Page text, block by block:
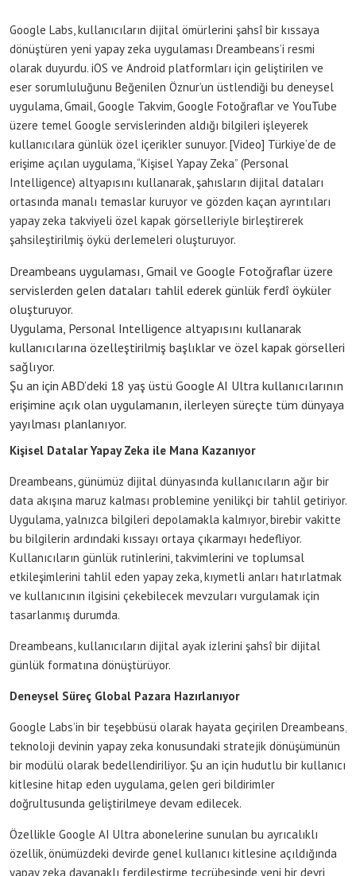
Google Labs, kullanıcıların dijital ömürlerini şahsî bir kıssaya
dönüştüren yeni yapay zeka uygulaması Dreambeans’i resmi
olarak duyurdu. iOS ve Android platformları için geliştirilen ve
eser sorumluluğunu Beğenilen Öznur’un üstlendiği bu deneysel
uygulama, Gmail, Google Takvim, Google Fotoğraflar ve YouTube
üzere temel Google servislerinden aldığı bilgileri işleyerek
kullanıcılara günlük özel içerikler sunuyor. [Video] Türkiye’de de
erişime açılan uygulama, “Kişisel Yapay Zeka” (Personal
Intelligence) altyapısını kullanarak, şahısların dijital dataları
ortasında manalı temaslar kuruyor ve gözden kaçan ayrıntıları
yapay zeka takviyeli özel kapak görselleriyle birleştirerek
şahsileştirilmiş öykü derlemeleri oluşturuyor.
Dreambeans uygulaması, Gmail ve Google Fotoğraflar üzere
servislerden gelen dataları tahlil ederek günlük ferdî öyküler
oluşturuyor.
Uygulama, Personal Intelligence altyapısını kullanarak
kullanıcılarına özelleştirilmiş başlıklar ve özel kapak görselleri
sağlıyor.
Şu an için ABD’deki 18 yaş üstü Google AI Ultra kullanıcılarının
erişimine açık olan uygulamanın, ilerleyen süreçte tüm dünyaya
yayılması planlanıyor.
Kişisel Datalar Yapay Zeka ile Mana Kazanıyor
Dreambeans, günümüz dijital dünyasında kullanıcıların ağır bir
data akışına maruz kalması problemine yenilikçi bir tahlil getiriyor.
Uygulama, yalnızca bilgileri depolamakla kalmıyor, birebir vakitte
bu bilgilerin ardındaki kıssayı ortaya çıkarmayı hedefliyor.
Kullanıcıların günlük rutinlerini, takvimlerini ve toplumsal
etkileşimlerini tahlil eden yapay zeka, kıymetli anları hatırlatmak
ve kullanıcının ilgisini çekebilecek mevzuları vurgulamak için
tasarlanmış durumda.
Dreambeans, kullanıcıların dijital ayak izlerini şahsî bir dijital
günlük formatına dönüştürüyor.
Deneysel Süreç Global Pazara Hazırlanıyor
Google Labs’in bir teşebbüsü olarak hayata geçirilen Dreambeans,
teknoloji devinin yapay zeka konusundaki stratejik dönüşümünün
bir modülü olarak bedellendiriliyor. Şu an için hudutlu bir kullanıcı
kitlesine hitap eden uygulama, gelen geri bildirimler
doğrultusunda geliştirilmeye devam edilecek.
Özellikle Google AI Ultra abonelerine sunulan bu ayrıcalıklı
özellik, önümüzdeki devirde genel kullanıcı kitlesine açıldığında
yapay zeka dayanaklı ferdileştirme tecrübesinde yeni bir devri